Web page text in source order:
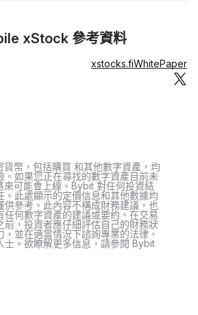
xStock 參考資料
xstocks.fiWhitePaper
幣，包括購買 和其他數字資產，均
。如果您正在尋找的數字資產目前未
來可能會上線。Bybit 對任何投資結
。此處顯示的定價信息和其他數據均
供參考。此內容不構成財務建議，也
任何數字資產的建議或要約。在交易
前，投資者應仔細評估自己的財務狀
，並在適當情況下諮詢專業的法律、
士。欲瞭解更多信息，請參閱 Bybit